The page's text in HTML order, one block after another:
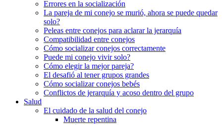
Errores en la socialización
La pareja de mi conejo se murió, ahora se puede quedar
solo?
Peleas entre conejos para aclarar la jerarquía
Compatibilidad entre conejos
Cómo socializar conejos correctamente
Puede mi conejo vivir solo?
Cómo elegir la mejor pareja?
El desafió al tener grupos grandes
Cómo socializar conejos bebés
Conflictos de jerarquía y acoso dentro del grupo
Salud
El cuidado de la salud del conejo
Muerte repentina